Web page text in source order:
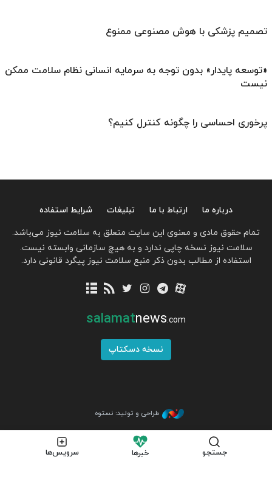
تصمیم پزشکی با هوش مصنوعی ممنوع
«توسعه پایدار» بدون توجه به سرمایه انسانی نظام سلامت ممکن
نیست
پرخوری احساسی را چگونه کنترل کنیم؟
جستجو خبرها سرویس‌ها
درباره ما ارتباط با ما تبلیغات
شرایط استفاده
تمام حقوق مادی و معنوی این سایت متعلق به سلامت نیوز می‌باشد.
سلامت نیوز نسخه چاپی ندارد و به هیچ سازمانی وابسته نیست.
استفاده از مطالب بدون ذکر منبع سلامت نیوز پیگرد قانونی دارد.
salamatnews.com
نسخه دسکتاپ
طراحی و تولید: نستوه